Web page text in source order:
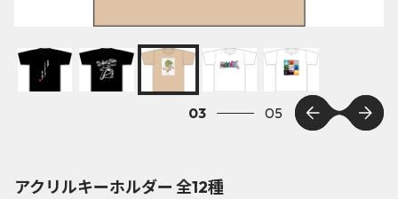
03 05
アクリルキーホルダー 全12種